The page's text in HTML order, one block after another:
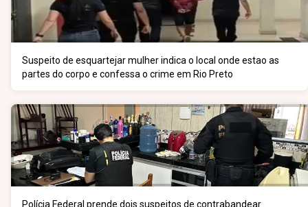
Suspeito de esquartejar mulher indica o local onde estao as
partes do corpo e confessa o crime em Rio Preto
Polícia Federal prende dois suspeitos de contrabandear